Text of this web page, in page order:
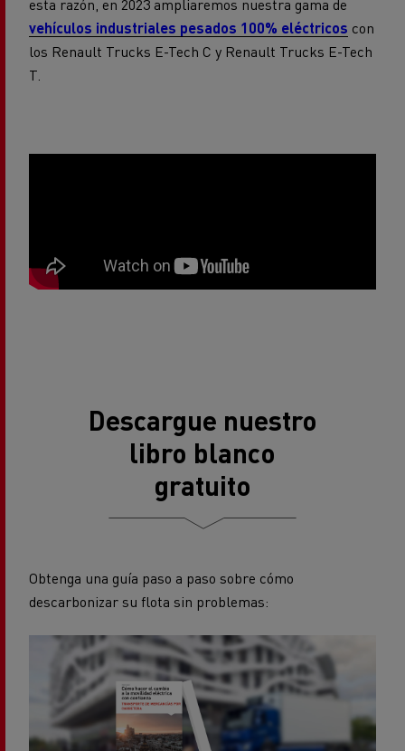
esta razón, en 2023 ampliaremos nuestra gama de
vehículos industriales pesados 100% eléctricos con
los Renault Trucks E-Tech C y Renault Trucks E-Tech
T.
Descargue nuestro
libro blanco
gratuito
Obtenga una guía paso a paso sobre cómo
descarbonizar su flota sin problemas: